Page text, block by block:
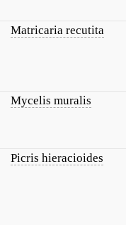
Matricaria recutita
Mycelis muralis
Picris hieracioides